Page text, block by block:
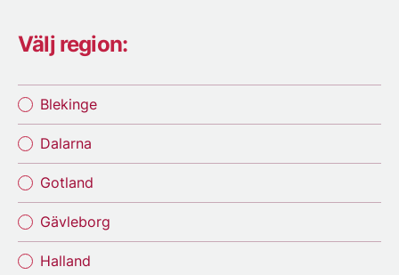
Välj region:
Blekinge
Dalarna
Gotland
Gävleborg
Halland